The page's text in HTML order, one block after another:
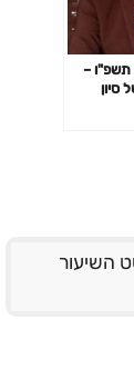
תשפ"ו –
סיון
השיעור